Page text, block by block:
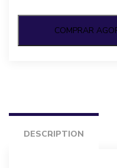
Monâco,
YOHANA
quantity
COMPRAR
DESCRIPTION